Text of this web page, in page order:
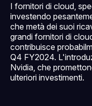
I fornitori di cloud,
investendo
che metà dei suoi
grandi fornitori di
contribuisce
Q4 FY2024.
Nvidia, che
ulteriori investimenti.